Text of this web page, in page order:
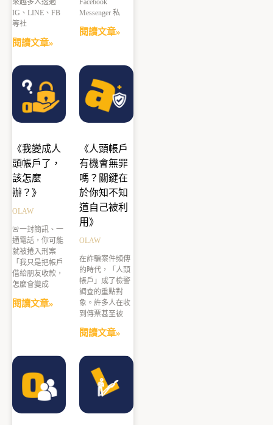
IG、LINE、FB
等社
閱讀文章»
Messenger 私
閱讀文章»
《我變成人
頭帳戶了，
該怎麼
辦？》
OLAW
🚨一封簡訊、一
通電話，你可能
就被捲入刑案
「我只是把帳戶
借給朋友收款，
怎麼會變成
閱讀文章»
《人頭帳戶
有機會無罪
嗎？關鍵在
於你知不知
道自己被利
用》
OLAW
在詐騙案件頻傳
的時代，「人頭
帳戶」成了檢警
調查的重點對
象。許多人在收
到傳票甚至被
閱讀文章»